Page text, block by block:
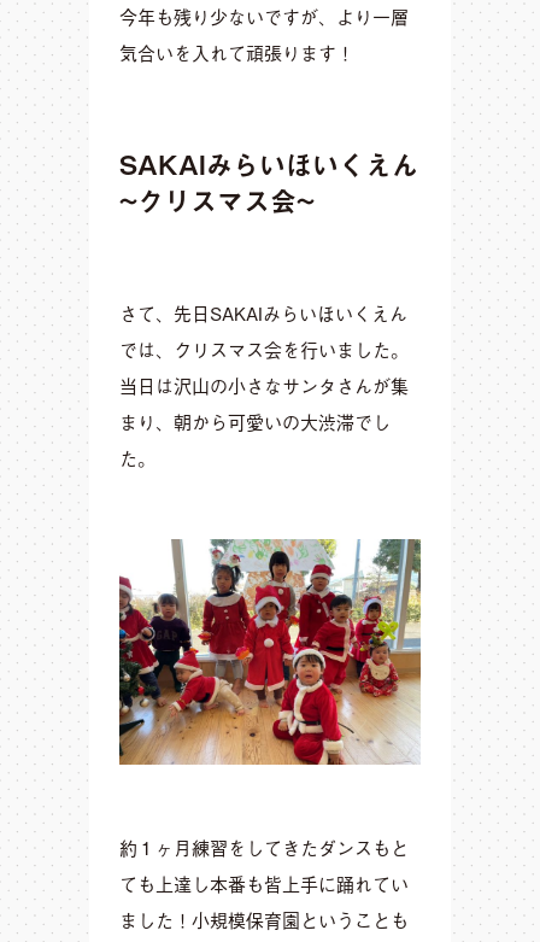
今年も残り少ないですが、より一層
気合いを入れて頑張ります！
SAKAIみらいほいくえん
~クリスマス会~
さて、先日SAKAIみらいほいくえん
では、クリスマス会を行いました。
当日は沢山の小さなサンタさんが集
まり、朝から可愛いの大渋滞でし
た。
約１ヶ月練習をしてきたダンスもと
ても上達し本番も皆上手に踊れてい
ました！小規模保育園ということも